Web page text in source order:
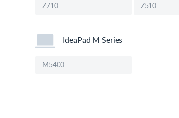
Z710 Z510
IdeaPad M Series
M5400